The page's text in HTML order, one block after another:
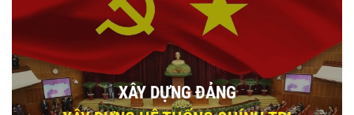
XÂY DỰNG ĐẢNG